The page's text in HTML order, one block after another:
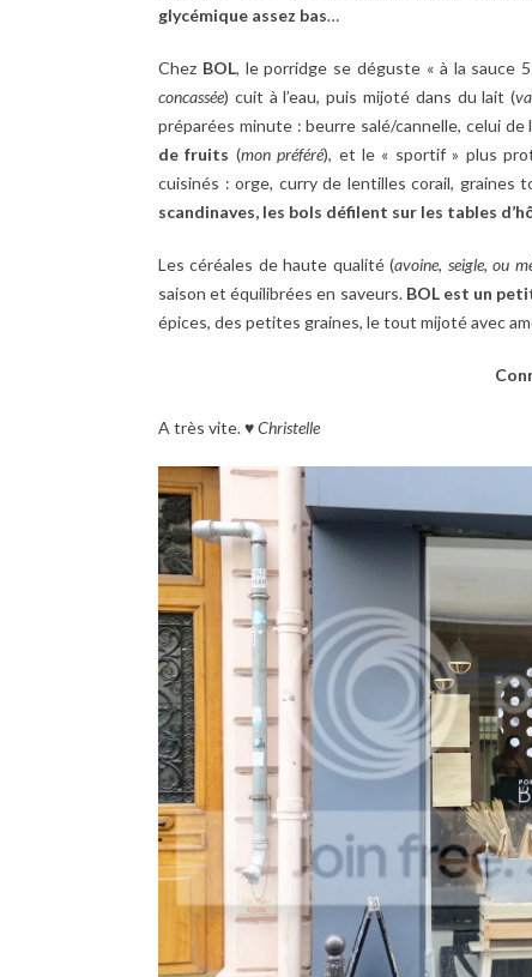
glycémique assez bas…
Chez BOL, le porridge se déguste « à la sauce
concassée) cuit à l’eau, puis mijoté dans du lait (
préparées minute : beurre salé/cannelle, celui de
de fruits (mon préféré), et le « sportif » plus
cuisinés : orge, curry de lentilles corail, graines
scandinaves, les bols défilent sur les tables
Les céréales de haute qualité (avoine, seigle, ou
saison et équilibrées en saveurs. BOL est un
épices, des petites graines, le tout mijoté avec
A très vite. ♥Christelle